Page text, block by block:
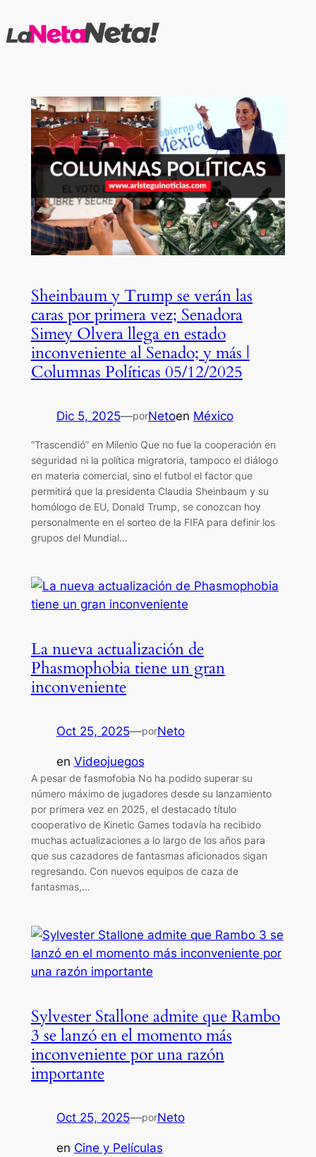
al
Sheinbaum y Trump se verán las
caras por primera vez; Senadora
Simey Olvera llega en estado
inconveniente al Senado; y más |
Columnas Políticas 05/12/2025
Dic 5, 2025—porNetoen México
“Trascendió” en Milenio Que no fue la cooperación en
seguridad ni la política migratoria, tampoco el diálogo
en materia comercial, sino el futbol el factor que
permitirá que la presidenta Claudia Sheinbaum y su
homólogo de EU, Donald Trump, se conozcan hoy
personalmente en el sorteo de la FIFA para definir los
grupos del Mundial…
La nueva actualización de
Phasmophobia tiene un gran
inconveniente
Oct 25, 2025—porNeto
en Videojuegos
A pesar de fasmofobia No ha podido superar su
número máximo de jugadores desde su lanzamiento
por primera vez en 2025, el destacado título
cooperativo de Kinetic Games todavía ha recibido
muchas actualizaciones a lo largo de los años para
que sus cazadores de fantasmas aficionados sigan
regresando. Con nuevos equipos de caza de
fantasmas,…
Sylvester Stallone admite que Rambo
3 se lanzó en el momento más
inconveniente por una razón
importante
Oct 25, 2025—porNeto
en Cine y Películas